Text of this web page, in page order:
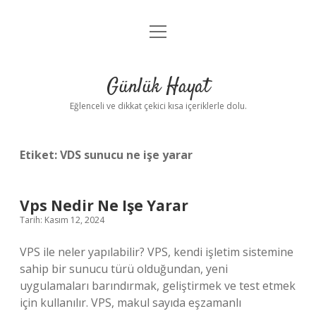
Anasayfa
Yasal Uyarı
menüyü
Günlük Hayat
Eğlenceli ve dikkat çekici kısa içeriklerle dolu.
Etiket:VDS sunucu ne işe yarar
Vps Nedir Ne Işe Yarar
Tarih: Kasım 12, 2024
VPS ile neler yapılabilir? VPS, kendi işletim sistemine
sahip bir sunucu türü olduğundan, yeni
uygulamaları barındırmak, geliştirmek ve test etmek
için kullanılır. VPS, makul sayıda eşzamanlı